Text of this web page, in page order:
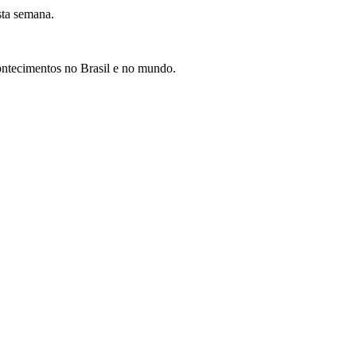
semana.
no Brasil e no mundo.